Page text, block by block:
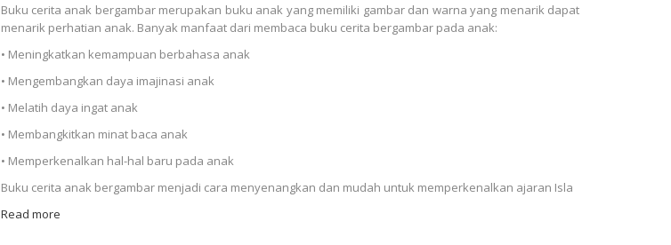
Buku cerita anak bergambar merupakan buku anak yang memiliki gambar dan warna yang menarik dapat
menarik perhatian anak. Banyak manfaat dari membaca buku cerita bergambar pada anak:
• Meningkatkan kemampuan berbahasa anak
• Mengembangkan daya imajinasi anak
• Melatih daya ingat anak
• Membangkitkan minat baca anak
• Memperkenalkan hal-hal baru pada anak
Buku cerita anak bergambar menjadi cara menyenangkan dan mudah untuk memperkenalkan ajaran Isla
Read more